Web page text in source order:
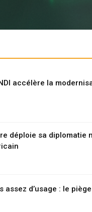
accélère la
déploie sa
assez d’usage : le